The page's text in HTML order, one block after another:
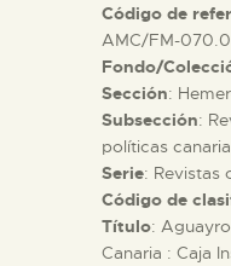
█
EL
Código de
AMC/FM-
Fondo/
Sección:
Subsección:
políticas
Serie: Revistas
Código de
Título:
Canaria : Caja